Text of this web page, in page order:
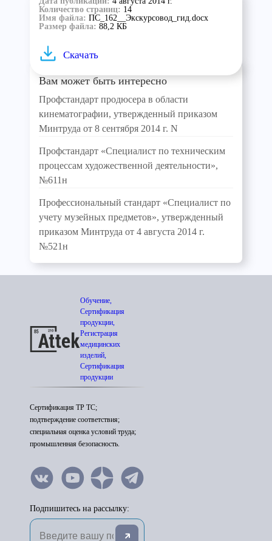
Количество страниц: 14
Имя файла: ПС_162__Экскурсовод_гид.docx
Размер файла: 88,2 КБ
Скачать
Вам может быть интересно
Профстандарт продюсера в области
кинематографии, утвержденный приказом
Минтруда от 8 сентября 2014 г. N
Профстандарт «Специалист по техническим
процессам художественной деятельности»,
№611н
Профессиональный стандарт «Специалист по
учету музейных предметов», утвержденный
приказом Минтруда от 4 августа 2014 г.
№521н
Обучение,
Сертификация
продукции,
Регистрация
медицинских
изделий,
Сертификация
продукции
Сертификация ТР ТС;
подтверждение соответствия;
специальная оценка условий труда;
промышленная безопасность.
Подпишитесь на рассылку: